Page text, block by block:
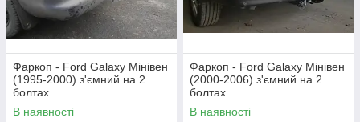
Фаркоп - Ford Galaxy Мінівен
(1995-2000) з'ємний на 2
болтах
В наявності
Фаркоп - Ford Galaxy Мінівен
(2000-2006) з'ємний на 2
болтах
В наявності